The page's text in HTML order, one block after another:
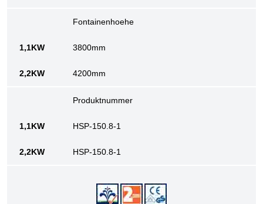
Fontainenhoehe
3800mm
4200mm
Produktnummer
HSP-150.8-1
HSP-150.8-1